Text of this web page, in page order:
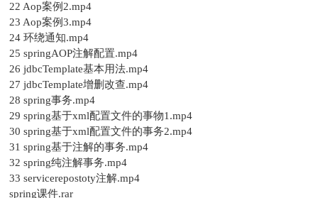
22 Aop案例2.mp4
23 Aop案例3.mp4
24 环绕通知.mp4
25 springAOP注解配置.mp4
26 jdbcTemplate基本用法.mp4
27 jdbcTemplate增删改查.mp4
28 spring事务.mp4
29 spring基于xml配置文件的事物1.mp4
30 spring基于xml配置文件的事务2.mp4
31 spring基于注解的事务.mp4
32 spring纯注解事务.mp4
33 servicerepostoty注解.mp4
spring课件.rar